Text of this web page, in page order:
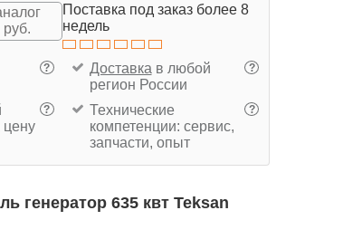
Поставка под заказ более 8
недель
? ?
Доставка в любой
регион России
?
цену
?
Технические
компетенции: сервис,
запчасти, опыт
генератор 635 квт Teksan